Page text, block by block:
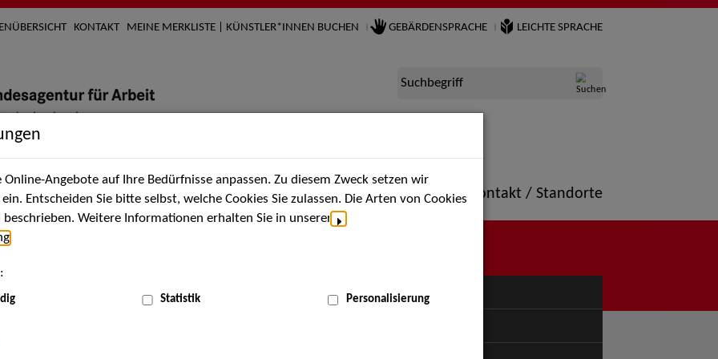
KONTAKT MEINE MERKLISTE | KÜNSTLER*INNEN BUCHEN GEBÄRDENSPRACHE LEICHTE SPRACHE
Suchbegriff
Künstler*innen Über uns Aktuelles Termine Portfolio Kontakt / Standorte
MENÜ
Angebote auf Ihre Bedürfnisse anpassen. Zu diesem Zweck setzen wir
Entscheiden Sie bitte selbst, welche Cookies Sie zulassen. Die Arten von Cookies
Weitere Informationen erhalten Sie in unserer
Statistik Personalisierung